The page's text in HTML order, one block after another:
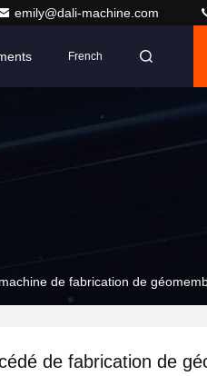
emily@dali-machine.com
French
de fabrication de
de fabrication de